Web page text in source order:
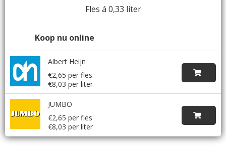
Fles á 0,33 liter
Koop nu online
Albert Heijn
€2,65 per fles
€8,03 per liter
JUMBO
€2,65 per fles
€8,03 per liter